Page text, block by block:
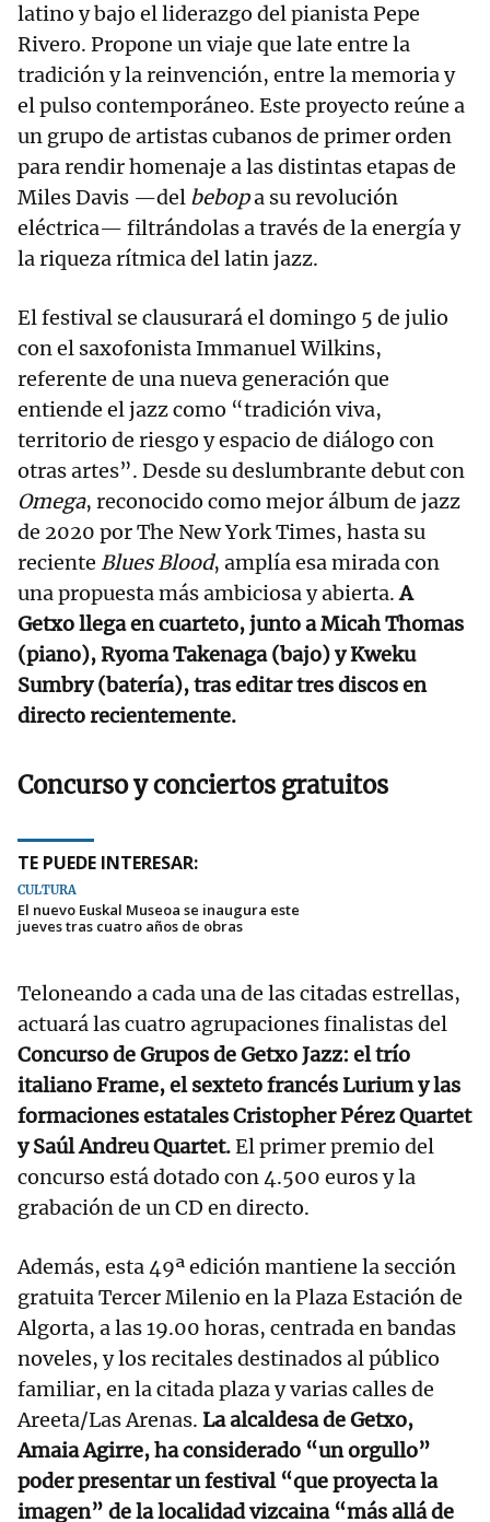
latino y bajo el liderazgo del pianista Pepe
Rivero. Propone un viaje que late entre la
tradición y la reinvención, entre la memoria y
el pulso contemporáneo. Este proyecto reúne a
un grupo de artistas cubanos de primer orden
para rendir homenaje a las distintas etapas de
Miles Davis —del bebopa su revolución
eléctrica— filtrándolas a través de la energía y
la riqueza rítmica del latin jazz.
El festival se clausurará el domingo 5 de julio
con el saxofonista Immanuel Wilkins,
referente de una nueva generación que
entiende el jazz como “tradición viva,
territorio de riesgo y espacio de diálogo con
otras artes”. Desde su deslumbrante debut con
Omega, reconocido como mejor álbum de jazz
de 2020 por The New York Times, hasta su
reciente Blues Blood, amplía esa mirada con
una propuesta más ambiciosa y abierta.A
Getxo llega en cuarteto, junto a Micah Thomas
(piano), Ryoma Takenaga (bajo) y Kweku
Sumbry (batería), tras editar tres discos en
directo recientemente.
Concurso y conciertos gratuitos
TE PUEDE INTERESAR:
CULTURA
El nuevo Euskal Museoa se inaugura este
jueves tras cuatro años de obras
Teloneando a cada una de las citadas estrellas,
actuará las cuatro agrupaciones finalistas del
Concurso de Grupos de Getxo Jazz: el trío
italiano Frame, el sexteto francés Lurium y las
formaciones estatales Cristopher Pérez Quartet
y Saúl Andreu Quartet.El primer premio del
concurso está dotado con 4.500 euros y la
grabación de un CD en directo.
Además, esta 49ª edición mantiene la sección
gratuita Tercer Milenio en la Plaza Estación de
Algorta, a las 19.00 horas, centrada en bandas
noveles, y los recitales destinados al público
familiar, en la citada plaza y varias calles de
Areeta/Las Arenas. La alcaldesa de Getxo,
Amaia Agirre, ha considerado “un orgullo”
poder presentar un festival “que proyecta la
imagen” de la localidad vizcaina “más allá de